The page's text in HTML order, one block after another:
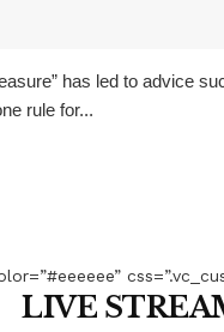
has led to advice
rule for...
LIVE